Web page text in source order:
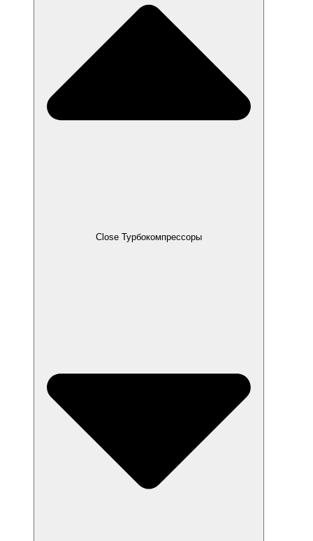
Close Турбокомпрессоры